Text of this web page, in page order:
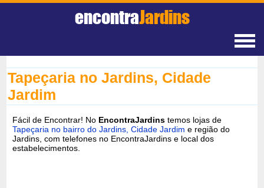
encontraJardins
Tapeçaria no Jardins, Cidade
Jardim
Fácil de Encontrar! No EncontraJardins temos lojas de
Tapeçaria no bairro do Jardins, Cidade Jardim e região do
Jardins, com telefones no EncontraJardins e local dos
estabelecimentos.